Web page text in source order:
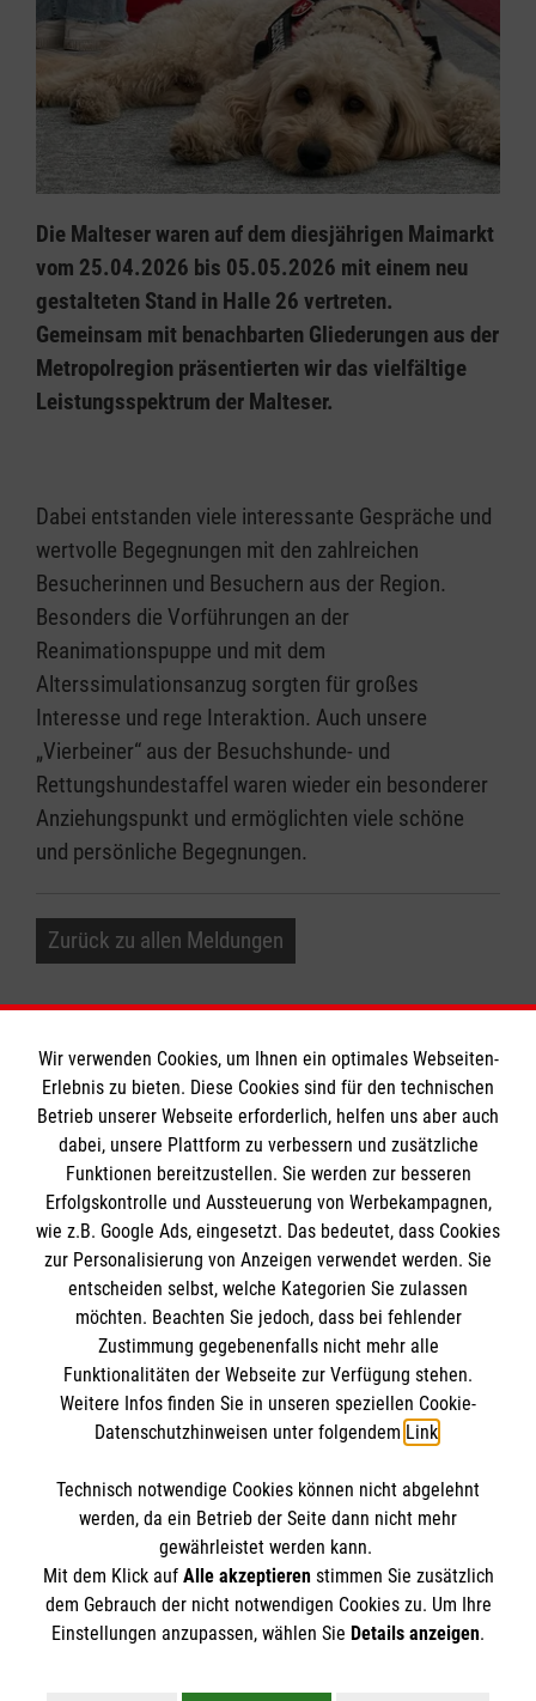
Die Malteser waren auf dem diesjährigen Maimarkt
vom 25.04.2026 bis 05.05.2026 mit einem neu
gestalteten Stand in Halle 26 vertreten.
Gemeinsam mit benachbarten Gliederungen aus der
Metropolregion präsentierten wir das vielfältige
Leistungsspektrum der Malteser.
Dabei entstanden viele interessante Gespräche und
wertvolle Begegnungen mit den zahlreichen
Besucherinnen und Besuchern aus der Region.
Besonders die Vorführungen an der
Reanimationspuppe und mit dem
Alterssimulationsanzug sorgten für großes
Interesse und rege Interaktion. Auch unsere
„Vierbeiner“ aus der Besuchshunde- und
Rettungshundestaffel waren wieder ein besonderer
Anziehungspunkt und ermöglichten viele schöne
und persönliche Begegnungen.
Zurück zu allen Meldungen
Informationen
Impressum
Datenschutz
Barrierefreiheit
Kontakt
Die Malteser
Malteser in Deutschland
Malteserorden
Sharepoint
Spendenkonto
IBAN: DE90 6005 0101 0001 2706 88
BIC: SOLADEST600
So finden Sie uns
Geraer Ring 5
68309 Mannheim
Der Malteser Hilfsdienst e.V. ist als eingetragene
Gewerbesteuer befreit.
Wir verwenden Cookies, um Ihnen ein optimales Webseiten-
Erlebnis zu bieten. Diese Cookies sind für den technischen
Betrieb unserer Webseite erforderlich, helfen uns aber auch
dabei, unsere Plattform zu verbessern und zusätzliche
Funktionen bereitzustellen. Sie werden zur besseren
Erfolgskontrolle und Aussteuerung von Werbekampagnen,
wie z.B. Google Ads, eingesetzt. Das bedeutet, dass Cookies
zur Personalisierung von Anzeigen verwendet werden. Sie
entscheiden selbst, welche Kategorien Sie zulassen
möchten. Beachten Sie jedoch, dass bei fehlender
Zustimmung gegebenenfalls nicht mehr alle
Funktionalitäten der Webseite zur Verfügung stehen.
Weitere Infos finden Sie in unseren speziellen Cookie-
Datenschutzhinweisen unter folgendem Link.
Technisch notwendige Cookies können nicht abgelehnt
werden, da ein Betrieb der Seite dann nicht mehr
gewährleistet werden kann.
Mit dem Klick auf Alle akzeptierenstimmen Sie zusätzlich
dem Gebrauch der nicht notwendigen Cookies zu. Um Ihre
Einstellungen anzupassen, wählen Sie Details anzeigen.